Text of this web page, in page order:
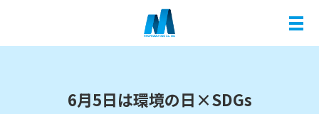
メ
6月5日は環境の日×SDGs